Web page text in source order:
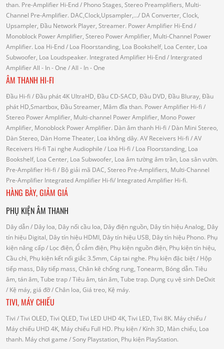
than. Pre-Amplifier Hi-End/ Phono Stages, Stereo Preamplifiers, Multi-
Channel Pre-Amplifier. DAC,Clock,Upsampler,.../ DA Converter, Clock,
Upsampler, Đầu Network Player, Streamer. Power Amplifier Hi-End/
Monoblock Power Amplifier, Stereo Power Amplifier, Multi-Channel Power
Amplifier. Loa Hi-End/ Loa Floorstanding, Loa Bookshelf, Loa Center, Loa
Subwoofer, Loa Loudspeaker. Integrated Amplifier Hi-End/ Intergrated
AmplifierAll - In - One / All - In - One
ÂM THANH HI-FI
Đầu Hi-fi / Đầu phát 4K UltraHD, Đầu CD-SACD, Đầu DVD, Đầu Bluray, Đầu
phát HD,Smartbox, Đầu Streamer, Mâm đĩa than. Power Amplifier Hi-fi /
Stereo Power Amplifier, Multi-channel Power Amplifier, Mono Power
Amplifier, Monoblock Power Amplifier. Dàn âm thanh Hi-fi / Dàn Mini Stereo,
Dàn Stereo, Dàn Home Theater, Loa không dây. AV Receivers Hi-fi / AV
Receivers Hi-fi Tai nghe Audiophile / Loa Hi-fi / Loa Floorstanding, Loa
Bookshelf, Loa Center, Loa Subwoofer, Loa âm tường âm trần, Loa sân vườn.
Pre-Amplifier Hi-fi / Bộ giải mã DAC, Stereo Pre-Amplifiers, Multi-Channel
Pre-Amplifier Integrated Amplifier Hi-fi/ Integrated Amplifier Hi-fi.
HÀNG BÀY, GIẢM GIÁ
PHỤ KIỆN ÂM THANH
Dây dẫn/ Dây loa, Dây nối cầu loa, Dây điện nguồn, Dây tín hiệu Analog, Dây
tín hiệu Digital, Dây tín hiệu HDMI, Dây tín hiệu USB, Dây tín hiệu Phono. Phụ
kiện nâng cấp/ Lọc điện, Ổ cắm điện, Phụ kiện nguồn điện, Phụ kiện tín hiệu,
Cầu chì, Phụ kiện kết nối giắc 3.5mm, Cáp tai nghe. Phụ kiện đặc biệt/ Hộp
tiếp mass, Dây tiếp mass, Chân kê chống rung, Tonearm, Bóng dẫn. Tiêu
âm, tán âm, Tube trap/ Tiêu âm, tán âm, Tube trap. Dụng cụ vệ sinh DeOxit
/ Kệ máy, giá đỡ/ Chân loa, Giá treo, Kệ máy.
TIVI, MÁY CHIẾU
Tivi / Tivi OLED, Tivi QLED, Tivi LED UHD 4K, Tivi LED, Tivi 8K. Máy chiếu/
Máy chiếu UHD 4K, Máy chiếu Full HD. Phụ kiện/ Kính 3D, Màn chiếu, Loa
thanh. Máy chơi game / Sony Playstation, Phụ kiện PlayStation.